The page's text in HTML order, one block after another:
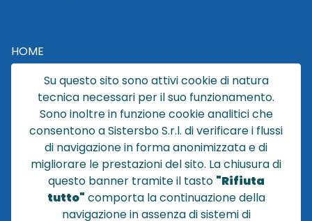
HOME
CATALOGO
CHI SIAMO
NEWS
CONTATTACI
CONDIZIONI DI VENDITA
POLICY PRIVACY
NOTE LEGALI
Su questo sito sono attivi cookie di natura
tecnica necessari per il suo funzionamento.
Sono inoltre in funzione cookie analitici che
consentono a Sistersbo S.r.l. di verificare i flussi
di navigazione in forma anonimizzata e di
migliorare le prestazioni del sito. La chiusura di
questo banner tramite il tasto "Rifiuta
tutto" comporta la continuazione della
navigazione in assenza di sistemi di